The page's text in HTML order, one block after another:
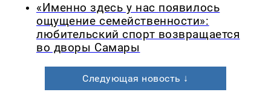
«Именно здесь у нас появилось
ощущение семейственности»:
любительский спорт возвращается
во дворы Самары
Следующая новость ↓